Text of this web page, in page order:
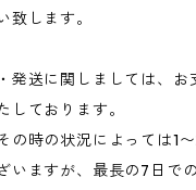
致します。
・発送に関しましては、
しております。
の時の状況によっては1
いますが、最長の7日で